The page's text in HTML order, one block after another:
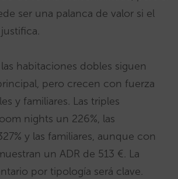
ser una palanca de valor si el
habitaciones dobles siguen
pero crecen con fuerza
y familiares. Las triples
nights un 226%, las
y las familiares, aunque con
un ADR de 513 €. La
por tipología será clave.